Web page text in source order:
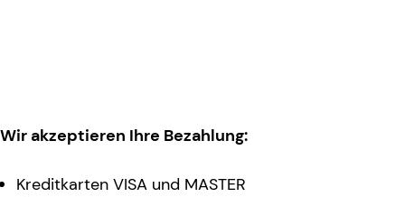
Wir akzeptieren Ihre Bezahlung:
Kreditkarten VISA und MASTER